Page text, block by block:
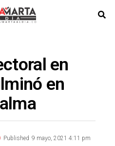
en
en
Published 9 mayo, 2021 4:11 pm